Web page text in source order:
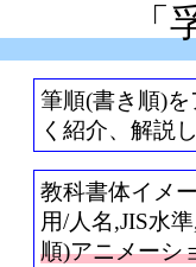
筆順(書き順)
く紹介、解説
教科書体イメ
用/人名,JIS水
順)アニメーシ